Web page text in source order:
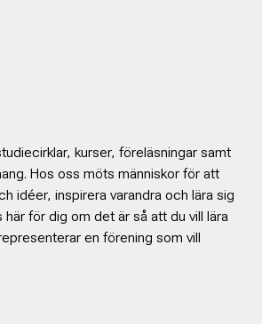
kurser, föreläsningar samt
Hos oss möts människor för att
idéer, inspirera varandra och lära sig
här för dig om det är så att du vill lära
en förening som vill